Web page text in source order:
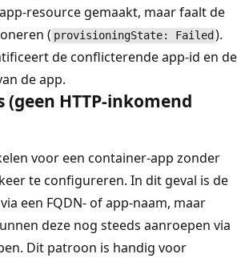
resource gemaakt, maar faalt de
( provisioningState: Failed ).
de conflicterende app-id en de
de app.
(geen HTTP-inkomend
voor een container-app zonder
te configureren. In dit geval is de
een FQDN- of app-naam, maar
deze nog steeds aanroepen via
Dit patroon is handig voor